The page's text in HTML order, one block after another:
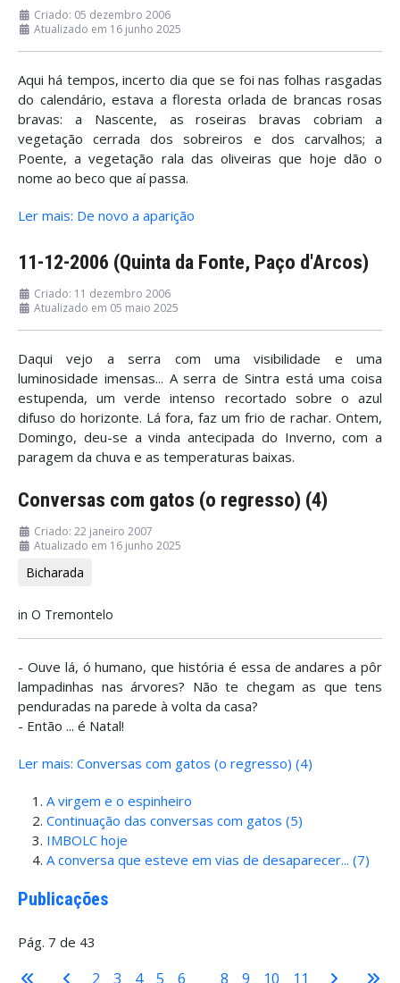
Criado: 05 dezembro 2006
Atualizado em 16 junho 2025
Aqui há tempos, incerto dia que se foi nas folhas rasgadas
do calendário, estava a floresta orlada de brancas rosas
bravas: a Nascente, as roseiras bravas cobriam a
vegetação cerrada dos sobreiros e dos carvalhos; a
Poente, a vegetação rala das oliveiras que hoje dão o
nome ao beco que aí passa.
Ler mais: De novo a aparição
11-12-2006 (Quinta da Fonte, Paço d'Arcos)
Criado: 11 dezembro 2006
Atualizado em 05 maio 2025
Daqui vejo a serra com uma visibilidade e uma
luminosidade imensas... A serra de Sintra está uma coisa
estupenda, um verde intenso recortado sobre o azul
difuso do horizonte. Lá fora, faz um frio de rachar. Ontem,
Domingo, deu-se a vinda antecipada do Inverno, com a
paragem da chuva e as temperaturas baixas.
Conversas com gatos (o regresso) (4)
Criado: 22 janeiro 2007
Atualizado em 16 junho 2025
Bicharada
in O Tremontelo
- Ouve lá, ó humano, que história é essa de andares a pôr
lampadinhas nas árvores? Não te chegam as que tens
penduradas na parede à volta da casa?
- Então ... é Natal!
Ler mais: Conversas com gatos (o regresso) (4)
A virgem e o espinheiro
Continuação das conversas com gatos (5)
IMBOLC hoje
A conversa que esteve em vias de desaparecer... (7)
Publicações
Pág. 7 de 43
2 3 4 5 6 8 9 10 11